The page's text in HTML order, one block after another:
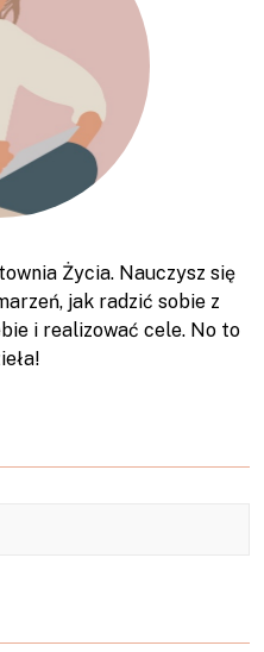
Życia. Nauczysz się
jak radzić sobie z
i realizować cele. No to